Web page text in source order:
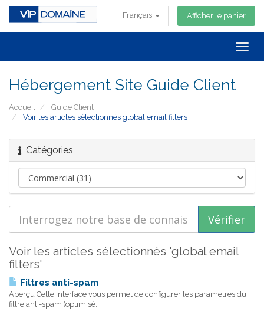
Français Afficher le panier
Hébergement Site Guide Client
Accueil
Guide Client
Voir les articles sélectionnés global email filters
Catégories
Voir les articles sélectionnés 'global email
filters'
Filtres anti-spam
Aperçu Cette interface vous permet de configurer les paramètres du
filtre anti-spam (optimisé...